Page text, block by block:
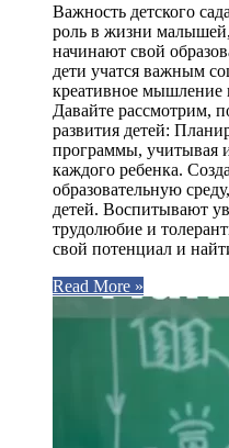
Важность детского
роль в жизни малышей,
начинают свой
дети учатся важным
креативное мышление
Давайте рассмотрим,
развития детей:
программы, учитывая
каждого ребенка.
образовательную
детей. Воспитывают
трудолюбие и
свой потенциал и
Read More »